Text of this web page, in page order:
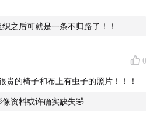
有什么关系？？
迷，“叙事”驱动的旅游业
之后可就是一条不归路了！！
0
贵的椅子和布上有虫子的照片！！！
像资料或许确实缺失🤣